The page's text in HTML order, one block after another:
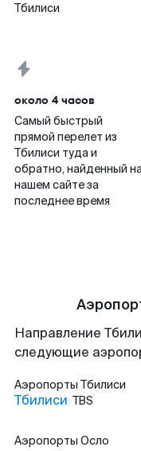
Тбилиси
около 4 часов
Самый быстрый
прямой перелет из
Тбилиси туда и
обратно, найденный
нашем сайте за
последнее время
Направление
следующие
Аэропорты Тбилиси
Тбилиси TBS
Аэропорты Осло